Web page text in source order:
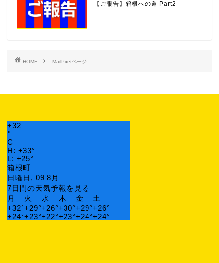
【ご報告】箱根への道 Part2
HOME MailPoetページ
+32
°
C
H: +33°
L: +25°
箱根町
日曜日, 09 8月
7日間の天気予報を見る
月
火 水 木 金
土
+32°+29°+26°+30°+29°+26°
+24°+23°+22°+23°+24°+24°